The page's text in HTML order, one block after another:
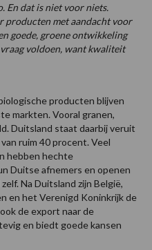
En dat is niet voor niets.
producten met aandacht voor
goede, groene ontwikkeling
voldoen, want kwaliteit
producten blijven
markten. Vooral granen,
Duitsland staat daarbij veruit
ruim 40 procent. Veel
hebben hechte
Duitse afnemers en openen
Na Duitsland zijn België,
en het Verenigd Koninkrijk de
de export naar de
en biedt goede kansen